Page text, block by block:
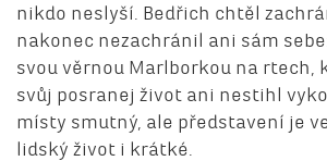
nikdo neslyší. Bedřich chtěl
nakonec nezachránil ani sám
svou věrnou Marlborkou na rtech,
svůj posranej život ani nestihl
místy smutný, ale představení je
lidský život i krátké.